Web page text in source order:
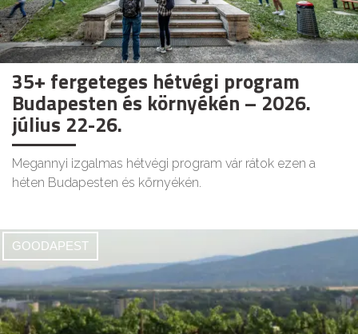
35+ fergeteges hétvégi program
Budapesten és környékén – 2026.
július 22-26.
Megannyi izgalmas hétvégi program vár rátok ezen a
héten Budapesten és környékén.
GOODAPEST